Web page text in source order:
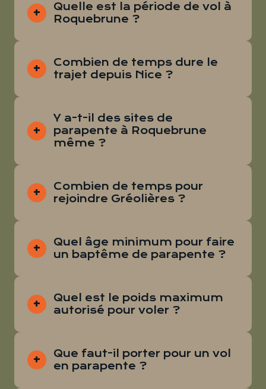
Quelle est la période de vol à
Roquebrune ?
Combien de temps dure le
trajet depuis Nice ?
Y a-t-il des sites de
parapente à Roquebrune
même ?
Combien de temps pour
rejoindre Gréolières ?
Quel âge minimum pour faire
un baptême de parapente ?
Quel est le poids maximum
autorisé pour voler ?
Que faut-il porter pour un vol
en parapente ?